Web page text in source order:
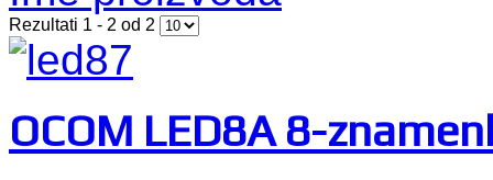
Rezultati 1 - 2 od 2
OCOM LED8A 8-